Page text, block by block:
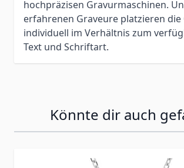
hochpräzisen Gravurmaschinen.
erfahrenen Graveure platzieren die
individuell im Verhältnis zum
Text und Schriftart.
Könnte dir auch